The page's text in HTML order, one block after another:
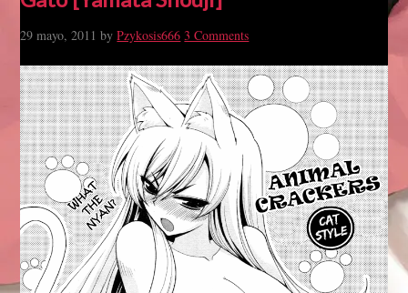
29 mayo, 2011 byPzykosis666 3 Comments